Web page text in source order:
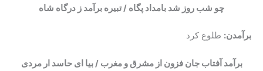
چو شب روز شد بامداد پگاه / تبیره برآمد ز درگاه شاه
برآمدن: طلوع کرد
برآمد آفتاب جان فزون از مشرق و مغرب / بیا ای حاسد ار مردی